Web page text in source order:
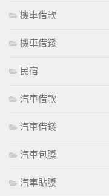
機車借款
機車借錢
民宿
汽車借款
汽車借錢
汽車包膜
汽車貼膜